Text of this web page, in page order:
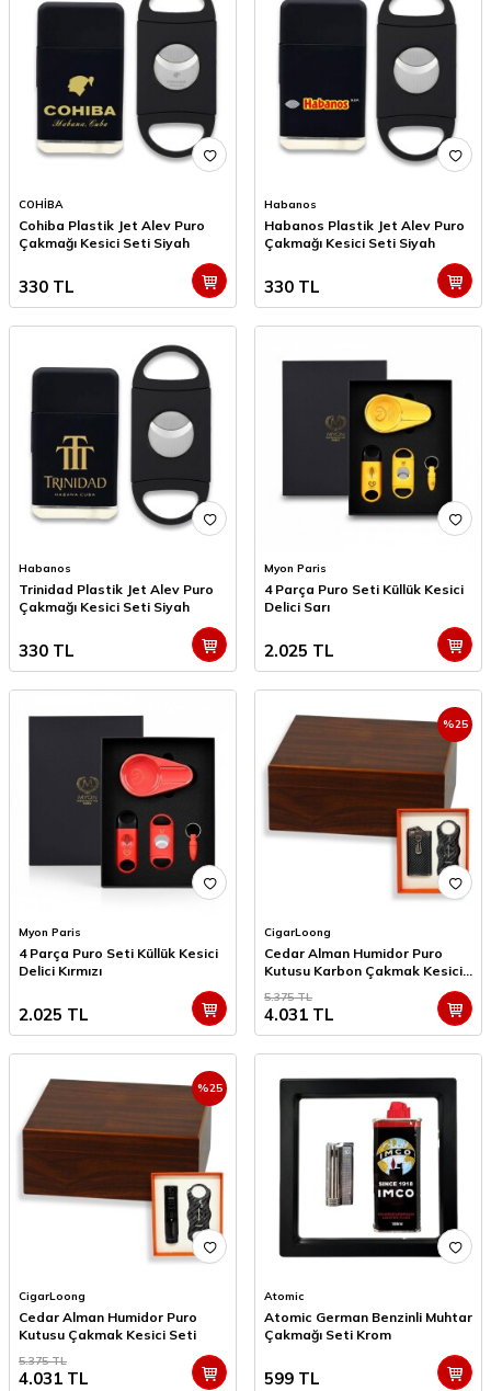
COHİBA
Cohiba Plastik Jet Alev Puro
Çakmağı Kesici Seti Siyah
330 TL
Habanos
Habanos Plastik Jet Alev Puro
Çakmağı Kesici Seti Siyah
330 TL
Habanos
Trinidad Plastik Jet Alev Puro
Çakmağı Kesici Seti Siyah
330 TL
Myon Paris
4 Parça Puro Seti Küllük Kesici
Delici Sarı
2.025 TL
Myon Paris
4 Parça Puro Seti Küllük Kesici
Delici Kırmızı
2.025 TL
%25
CigarLoong
Cedar Alman Humidor Puro
Kutusu Karbon Çakmak Kesici
5.375TL
4.031 TL
%25
CigarLoong
Cedar Alman Humidor Puro
Kutusu Çakmak Kesici Seti
5.375TL
4.031 TL
Atomic
Atomic German Benzinli Muhtar
Çakmağı Seti Krom
599 TL